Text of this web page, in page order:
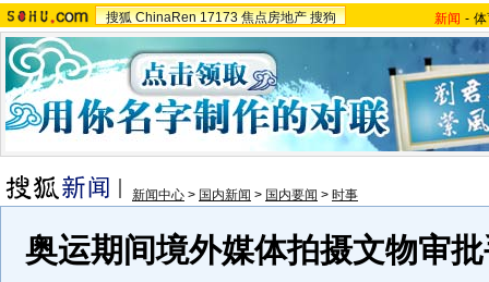
搜狐 ChinaRen 17173 焦点房地产 搜狗 新闻 -
新闻中心 > 国内新闻 > 国内要闻 > 时事
奥运期间境外媒体拍摄文物审